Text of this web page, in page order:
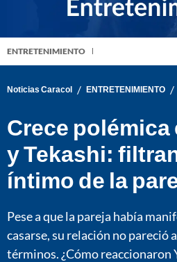
ENTRETENIMIENTO
Noticias Caracol / ENTRETENIMIENTO /
Crece polémica
y Tekashi:
íntimo de la
Pese a que la pareja había
casarse, su relación no pareció
términos. ¿Cómo reaccionaron